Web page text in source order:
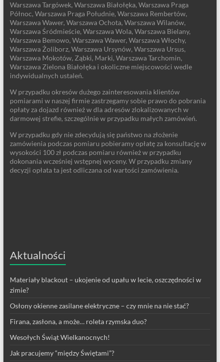
Warszawa Targówek, Warszawa Białołęka, Warszawa Praga
Północ, Warszawa Praga Południe, Warszawa Rembertów,
Warszawa Wawer, Warszawa Ochota, Warszawa Wilanów,
Warszawa Śródmieście, Warszawa Wola, Warszawa Bielany,
Warszawa Bemowo, Warszawa Wawer, Warszawa Włochy,
Warszawa Żoliborz, Warszawa Ursynów, Warszawa Ursus,
Warszawa Mokotów, Ząbki, Marki, Warszawa Tarchomin,
Warszawa Zielona Białołęka i okoliczne miejscowości wedle
indywidualnych ustaleń.
W przypadku okresów dużego zainteresowania klientów
pomiarami w naszej firmie zastrzegamy sobie prawo do pobrania
opłaty za dojazd również w dla adresów zlokalizowanych w
darmowej strefie, szczególnie w przypadku małych zamówień.
W przypadku gdy nie zdecydują się państwo na złożenie
zamówienia podczas pomiaru pobieramy opłatę za konsultację w
wysokości 100 zł podczas pomiaru również w przypadku
dokonania wcześniej wstępnej wyceny. W przypadku zmiany
decyzji opłata ta jest odliczana od wartości zamówienia.
Aktualności
Materiały blackout – ukojenie od upału w lecie, oszczędności w
zimie?
Osłony okienne zasilane elektryczne – czy mnie na nie stać?
Firana, zasłona, a może… roleta rzymska duo?
Wesołych Świąt Wielkanocnych!
Jak pracujemy “między Świętami”?